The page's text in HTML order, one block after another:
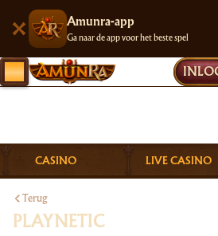
Amunra-app
Ga naar de app voor het beste spel
CASINO LIVE CASINO
Terug
PLAYNETIC